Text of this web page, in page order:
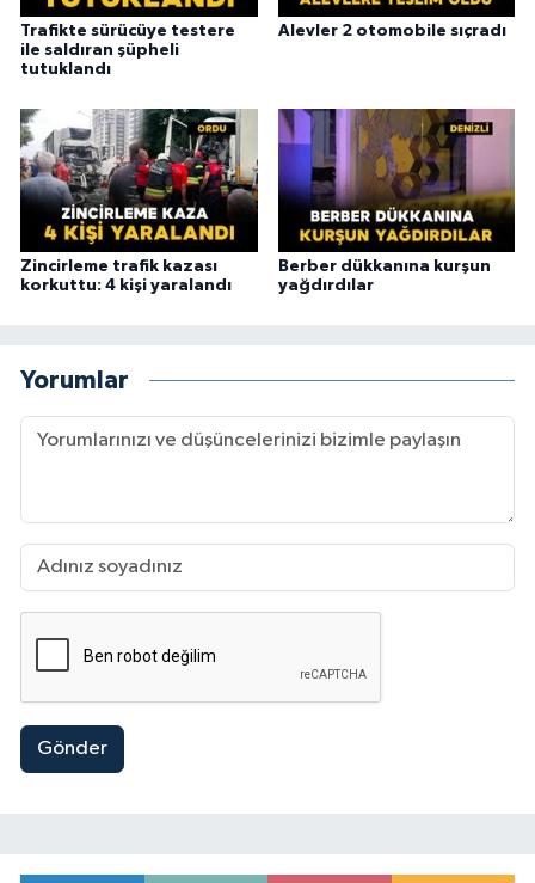
Trafikte sürücüye testere
ile saldıran şüpheli
tutuklandı
Alevler 2 otomobile sıçradı
Zincirleme trafik kazası
korkuttu: 4 kişi yaralandı
Berber dükkanına kurşun
yağdırdılar
Yorumlar
Gönder